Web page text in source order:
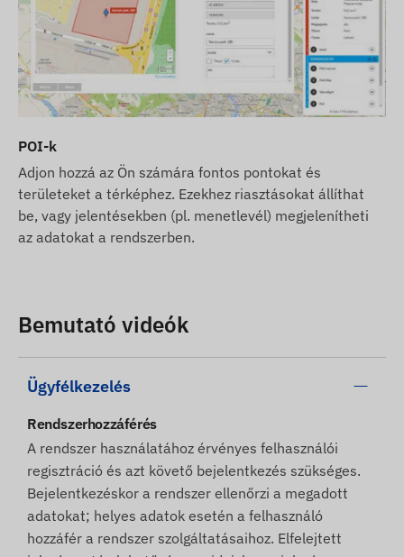
POI-k
Adjon hozzá az Ön számára fontos pontokat és
területeket a térképhez. Ezekhez riasztásokat állíthat
be, vagy jelentésekben (pl. menetlevél) megjelenítheti
az adatokat a rendszerben.
Bemutató videók
Ügyfélkezelés
Rendszerhozzáférés
A rendszer használatához érvényes felhasználói
regisztráció és azt követő bejelentkezés szükséges.
Bejelentkezéskor a rendszer ellenőrzi a megadott
adatokat; helyes adatok esetén a felhasználó
hozzáfér a rendszer szolgáltatásaihoz. Elfelejtett